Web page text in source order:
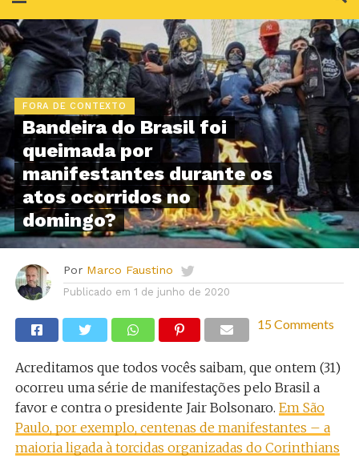
FORA DE CONTEXTO
Bandeira do Brasil foi
queimada por
manifestantes durante os
atos ocorridos no
domingo?
Por Marco Faustino
Publicado em 1 de junho de 2020
15 Comments
Acreditamos que todos vocês saibam, que ontem (31)
ocorreu uma série de manifestações pelo Brasil a
favor e contra o presidente Jair Bolsonaro. Em São
Paulo, por exemplo, centenas de manifestantes – a
maioria ligada à torcidas organizadas do Corinthians